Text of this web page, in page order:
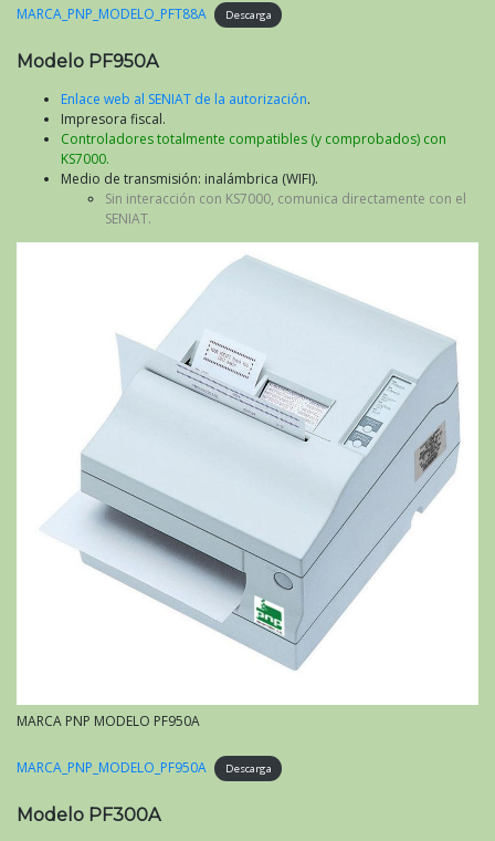
MARCA_PNP_MODELO_PFT88A Descarga
Modelo PF950A
Enlace web al SENIAT de la autorización.
Impresora fiscal.
Controladores totalmente compatibles (y comprobados) con
KS7000.
Medio de transmisión: inalámbrica (WIFI).
Sin interacción con KS7000, comunica directamente con el
SENIAT.
MARCA PNP MODELO PF950A
MARCA_PNP_MODELO_PF950A Descarga
Modelo PF300A